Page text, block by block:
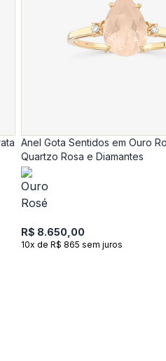
Anel Gota Sentidos em Ouro
Quartzo Rosa e Diamantes
R$ 8.650,00
10x de R$ 865 sem juros